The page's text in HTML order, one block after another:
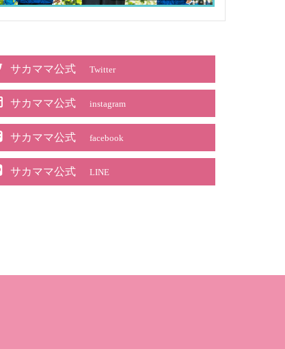
サカママ公式 Twitter
サカママ公式 instagram
サカママ公式 facebook
サカママ公式 LINE